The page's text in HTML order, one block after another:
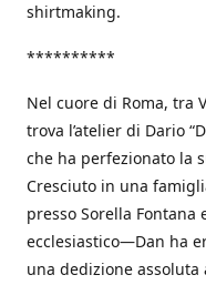
shirtmaking.
**********
Nel cuore di Roma, tra
trova l’atelier di Dario
che ha perfezionato la
Cresciuto in una
presso Sorella
ecclesiastico—Dan ha
una dedizione assoluta